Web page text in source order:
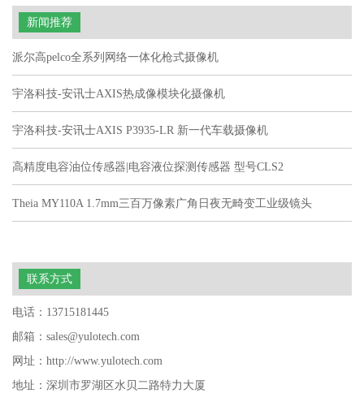
新闻推荐
派尔高pelco全系列网络一体化枪式摄像机
宇洛科技-安讯士AXIS热成像模块化摄像机
宇洛科技-安讯士AXIS P3935-LR 新一代车载摄像机
高精度电容油位传感器|电容液位探测传感器 型号CLS2
Theia MY110A 1.7mm三百万像素广角日夜无畸变工业级镜头
联系方式
电话：13715181445
邮箱：sales@yulotech.com
网址：http://www.yulotech.com
地址：深圳市罗湖区水贝二路特力大厦